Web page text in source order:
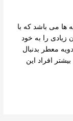
ها می باشد که با
را به خود
معطر بدنبال
افراد این